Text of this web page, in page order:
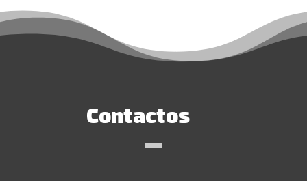
Contactos